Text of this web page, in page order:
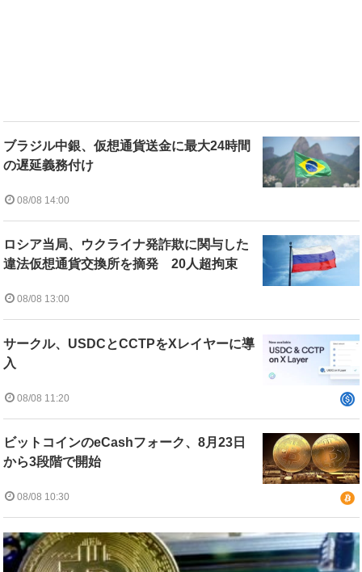
ブラジル中銀、仮想通貨送金に最大24時間
の遅延義務付け
08/08 14:00
ロシア当局、ウクライナ発詐欺に関与した
違法仮想通貨交換所を摘発 20人超拘束
08/08 13:00
サークル、USDCとCCTPをXレイヤーに導
入
08/08 11:20
ビットコインのeCashフォーク、8月23日
から3段階で開始
08/08 10:30